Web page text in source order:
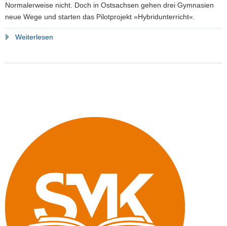
Normalerweise nicht. Doch in Ostsachsen gehen drei Gymnasien
neue Wege und starten das Pilotprojekt »Hybridunterricht«.
Weiterlesen